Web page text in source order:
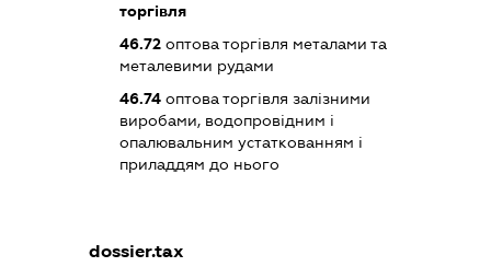
торгівля
46.72оптова торгівля металами та
металевими рудами
46.74оптова торгівля залізними
виробами, водопровідним і
опалювальним устаткованням і
приладдям до нього
dossier.tax